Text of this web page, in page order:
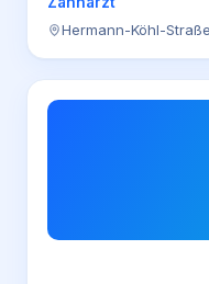
Hermann-Köhl-